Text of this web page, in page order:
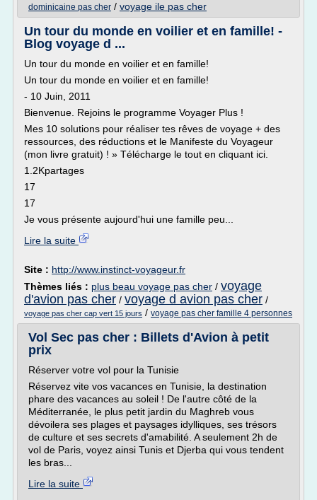
dominicaine pas cher / voyage ile pas cher
Un tour du monde en voilier et en famille! -
Blog voyage d ...
Un tour du monde en voilier et en famille!
Un tour du monde en voilier et en famille!
- 10 Juin, 2011
Bienvenue. Rejoins le programme Voyager Plus !
Mes 10 solutions pour réaliser tes rêves de voyage + des
ressources, des réductions et le Manifeste du Voyageur
(mon livre gratuit) ! » Télécharge le tout en cliquant ici.
1.2Kpartages
17
17
Je vous présente aujourd'hui une famille peu...
Lire la suite
Site : http://www.instinct-voyageur.fr
Thèmes liés : plus beau voyage pas cher / voyage
d'avion pas cher / voyage d avion pas cher /
voyage pas cher cap vert 15 jours / voyage pas cher famille 4 personnes
Vol Sec pas cher : Billets d'Avion à petit
prix
Réserver votre vol pour la Tunisie
Réservez vite vos vacances en Tunisie, la destination
phare des vacances au soleil ! De l'autre côté de la
Méditerranée, le plus petit jardin du Maghreb vous
dévoilera ses plages et paysages idylliques, ses trésors
de culture et ses secrets d'amabilité. A seulement 2h de
vol de Paris, voyez ainsi Tunis et Djerba qui vous tendent
les bras...
Lire la suite